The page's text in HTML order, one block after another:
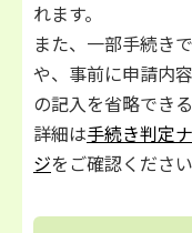
れます。
また、一部手続き
や、事前に申請内
の記⼊を省略でき
詳細は手続き判定
ジをご確認ください